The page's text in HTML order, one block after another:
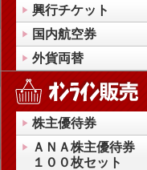
興行チケット
国内航空券
外貨両替
株主優待券
ＡＮＡ株主優待券
１００枚セット